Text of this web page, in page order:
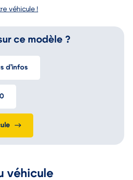
véhicule
véhicule !
ce modèle ?
d’infos